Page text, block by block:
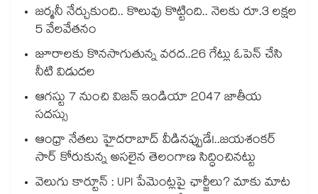
జర్మనీ నేర్చుకుంది.. కొలువు కొట్టింది.. నెలకు రూ.3 లక్షల
5 వేలవేతనం
జూరాలకు కొనసాగుతున్న వరద..26 గేట్లు ఓపెన్ చేసి
నీటి విడుదల
ఆగస్టు 7 నుంచి విజన్ ఇండియా 2047 జాతీయ
సదస్సు
ఆంధ్రా నేతలు హైదరాబాద్ వీడినప్పుడే!..జయశంకర్
సార్ కోరుకున్న అసలైన తెలంగాణ సిద్ధించినట్టు
వెలుగు కార్టూన్ : UPI పేమెంట్లపై ఛార్జీలు? మాకు మాట